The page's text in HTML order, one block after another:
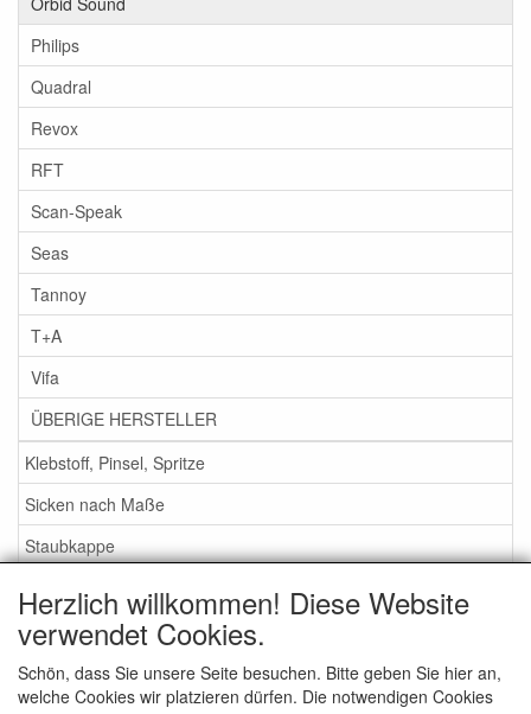
Philips
Quadral
Revox
RFT
Scan-Speak
Seas
Tannoy
T+A
Vifa
ÜBERIGE HERSTELLER
Klebstoff, Pinsel, Spritze
Sicken nach Maße
Staubkappe
Service
Schaumstoff oder Gummi Sicken?
Herzlich willkommen! Diese Website
verwendet Cookies.
Schön, dass Sie unsere Seite besuchen. Bitte geben Sie hier an,
welche Cookies wir platzieren dürfen. Die notwendigen Cookies